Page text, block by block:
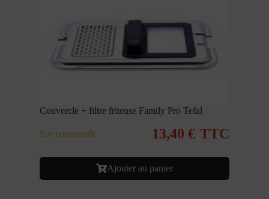
Couvercle + filtre friteuse Family Pro Tefal
Sur commande 13,40 € TTC
Ajouter au panier